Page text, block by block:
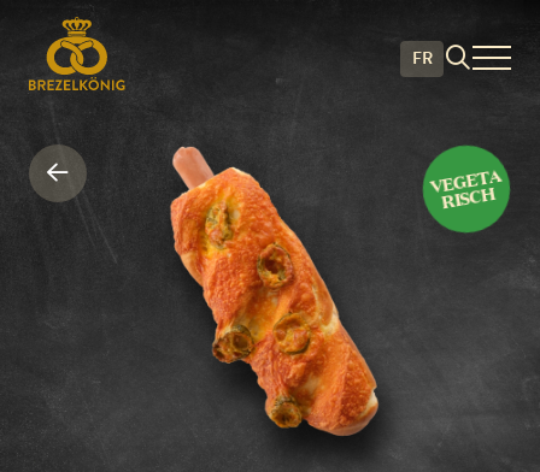
FR
Hot dog jalapeño